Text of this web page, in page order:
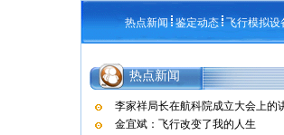
热点新闻 鉴定动态 飞行模拟设
热点新闻
李家祥局长在航科院成立大会上的
金宜斌：飞行改变了我的人生